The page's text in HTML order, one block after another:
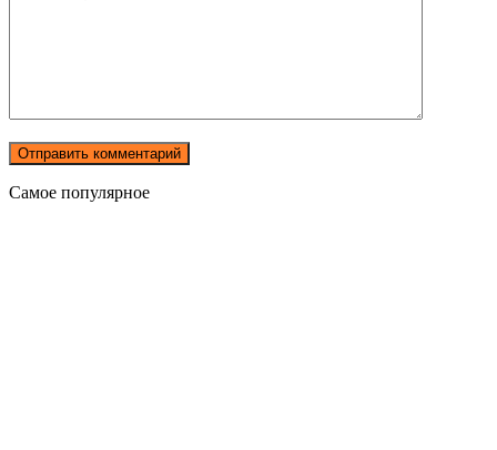
Самое популярное